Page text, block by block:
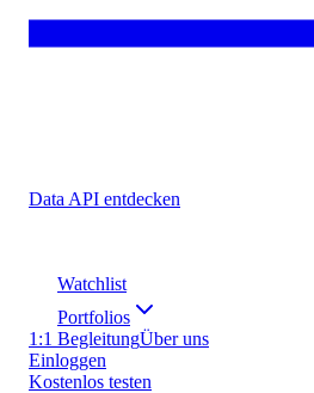
Data API entdecken
Watchlist
Portfolios
1:1 BegleitungÜber uns
Einloggen
Kostenlos testen